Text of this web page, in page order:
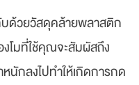
ด้วยวัสดุคล้ายพลาสติก
โมที่ใช้คุณจะสัมผัสถึง
กลงไปทำให้เกิดการกด